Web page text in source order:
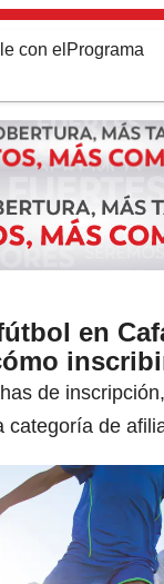
con el Programa
en
de
categoría de